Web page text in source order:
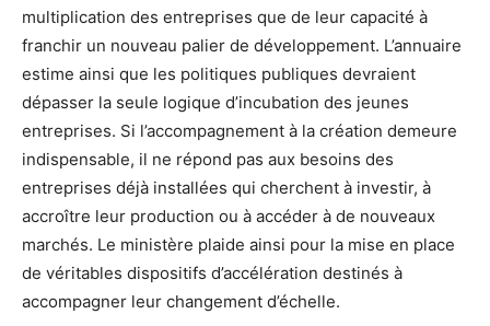
multiplication des entreprises que de leur capacité à
franchir un nouveau palier de développement. L’annuaire
estime ainsi que les politiques publiques devraient
dépasser la seule logique d’incubation des jeunes
entreprises. Si l’accompagnement à la création demeure
indispensable, il ne répond pas aux besoins des
entreprises déjà installées qui cherchent à investir, à
accroître leur production ou à accéder à de nouveaux
marchés. Le ministère plaide ainsi pour la mise en place
de véritables dispositifs d’accélération destinés à
accompagner leur changement d’échelle.